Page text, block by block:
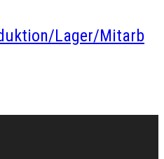
Lager/Mitarb